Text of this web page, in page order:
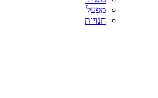
מפעל
חנויות